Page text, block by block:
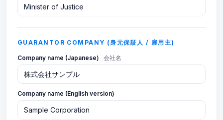
GUARANTOR COMPANY (身元保証人 / 雇用主)
Company name (Japanese) 会社名
Company name (English version)